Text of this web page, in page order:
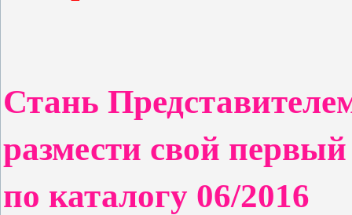
Стань
размести свой
по каталогу 06/2016